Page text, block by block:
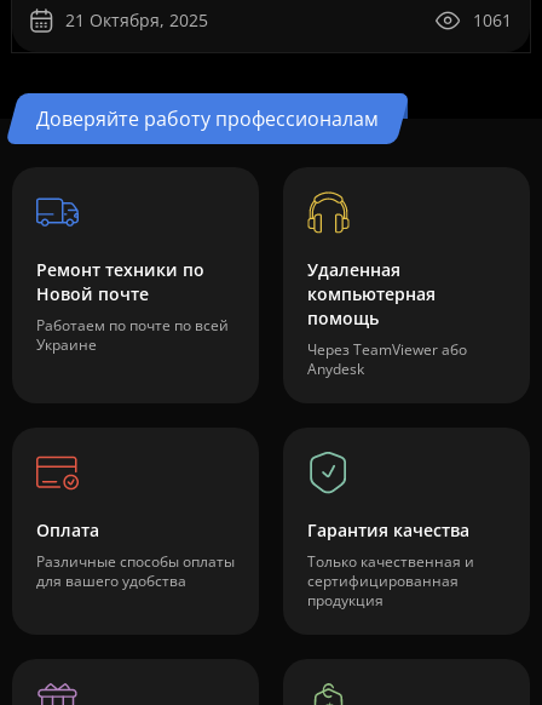
10. Это ..21 Октября, 2025 1061
Доверяйте работу профессионалам
Ремонт техники по
Новой почте
Работаем по почте по всей
Украине
Удаленная
компьютерная
помощь
Через TeamViewer або
Anydesk
Оплата
Различные способы оплаты
для вашего удобства
Гарантия качества
Только качественная и
сертифицированная
продукция